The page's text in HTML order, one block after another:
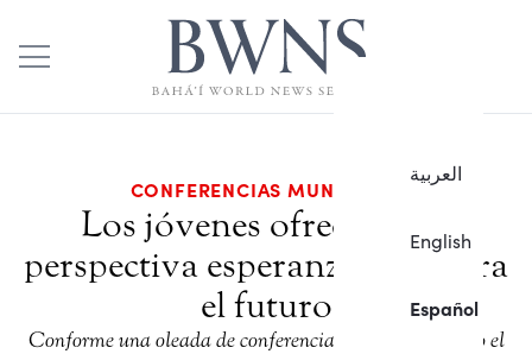
العربية
English
Español
CONFERENCIAS MUNDIALES
Los jóvenes ofrecen una
perspectiva esperanzadora para
el futuro
Conforme una oleada de conferencias sigue recorriendo el